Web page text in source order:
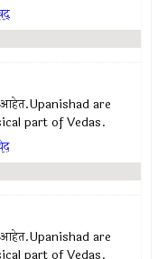
आहेत.Upanishad are
part of Vedas.
आहेत.Upanishad are
part of Vedas.